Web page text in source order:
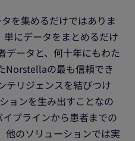
を集めるだけではありま
にデータをまとめるだけ
データと、何十年にもわた
Norstellaの最も信頼でき
テリジェンスを結びつけ
ョンを生み出すことなの
プラインから患者までの
他のソリューションでは実